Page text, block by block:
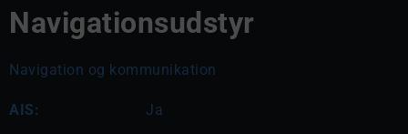
Navigationsudstyr
Navigation og kommunikation
AIS: Ja